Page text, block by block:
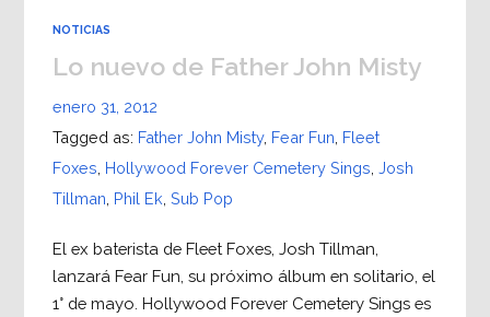
NOTICIAS
Lo nuevo de Father John Misty
enero 31, 2012
Tagged as: Father John Misty, Fear Fun Fleet
Foxes Hollywood Forever Cemetery Sings Josh
Tillman Phil Ek Sub Pop
El ex baterista de Fleet Foxes, Josh Tillman,
lanzará Fear Fun, su próximo álbum en solitario, el
1° de mayo. Hollywood Forever Cemetery Sings es